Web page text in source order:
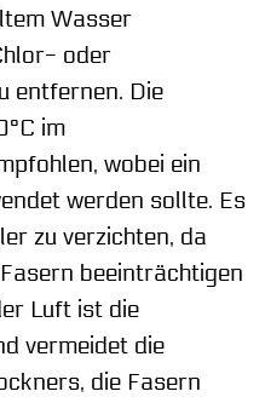
Wasser
oder
entfernen. Die
im
wobei ein
werden sollte. Es
zu verzichten, da
beeinträchtigen
Luft ist die
vermeidet die
die Fasern